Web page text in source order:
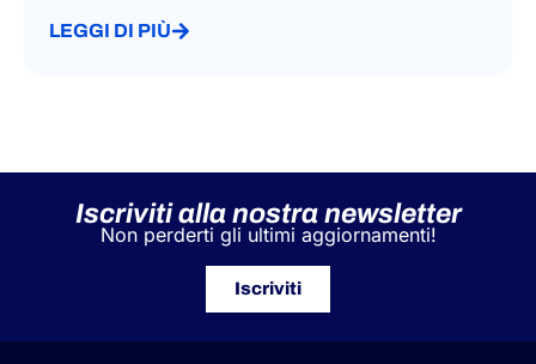
LEGGI DI PIÙ
Iscriviti alla nostra newsletter
Non perderti gli ultimi aggiornamenti!
Iscriviti